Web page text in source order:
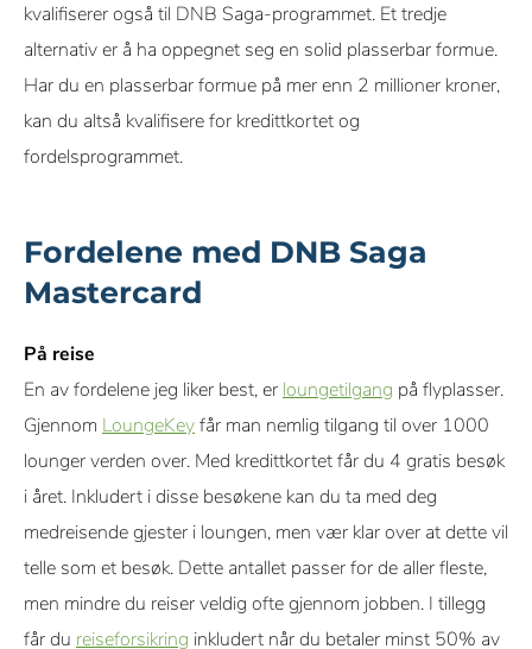
kvalifiserer også til DNB Saga-programmet. Et tredje
alternativ er å ha oppegnet seg en solid plasserbar formue.
Har du en plasserbar formue på mer enn 2 millioner kroner,
kan du altså kvalifisere for kredittkortet og
fordelsprogrammet.
Fordelene med DNB Saga
Mastercard
På reise
En av fordelene jeg liker best, er loungetilgang på flyplasser.
Gjennom LoungeKeyfår man nemlig tilgang til over 1000
lounger verden over. Med kredittkortet får du 4 gratis besøk
i året. Inkludert i disse besøkene kan du ta med deg
medreisende gjester i loungen, men vær klar over at dette vil
telle som et besøk. Dette antallet passer for de aller fleste,
men mindre du reiser veldig ofte gjennom jobben. I tillegg
får du reiseforsikring inkludert når du betaler minst 50% av